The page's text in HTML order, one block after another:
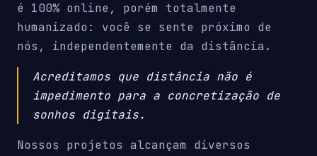
é 100% online, porém totalmente
humanizado: você se sente próximo de
nós, independentemente da distância.
Acreditamos que distância não é
impedimento para a concretização de
sonhos digitais.
Nossos projetos alcançam diversos